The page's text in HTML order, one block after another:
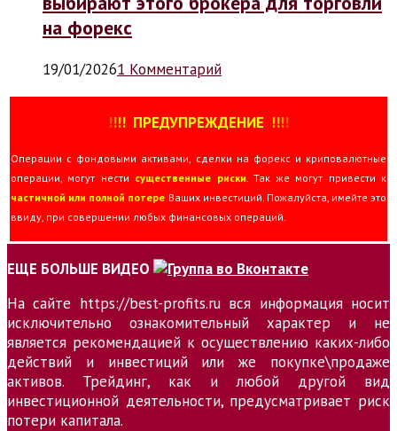
на форекс
19/01/20261 Комментарий
!!!! ПРЕДУПРЕЖДЕНИЕ !!!!
Операции с фондовыми активами, сделки на форекс и криповалютные
операции, могут нести существенные риски . Так же могут привести к
частичной или полной потере Ваших инвестиций. Пожалуйста, имейте это
ввиду, при совершении любых финансовых операций.
ЕЩЕ БОЛЬШЕ ВИДЕО
На сайте https://best-profits.ru вся информация носит
исключительно ознакомительный характер и не
является рекомендацией к осуществлению каких-либо
действий и инвестиций или же покупке\продаже
активов. Трейдинг, как и любой другой вид
инвестиционной деятельности, предусматривает риск
потери капитала.